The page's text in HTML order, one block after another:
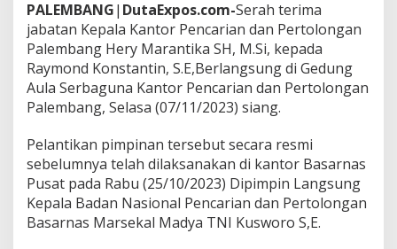
t
e
b
a
g
a
i
e
p
a
l
a
K
PALEMBANG| DutaExpos.com-Serah terima
jabatan Kepala Kantor Pencarian dan Pertolongan
Palembang Hery Marantika SH, M.Si, kepada
Raymond Konstantin, S.E,Berlangsung di Gedung
Aula Serbaguna Kantor Pencarian dan Pertolongan
Palembang, Selasa (07/11/2023) siang.
Pelantikan pimpinan tersebut secara resmi
sebelumnya telah dilaksanakan di kantor Basarnas
Pusat pada Rabu (25/10/2023) Dipimpin Langsung
Kepala Badan Nasional Pencarian dan Pertolongan
Basarnas Marsekal Madya TNI Kusworo S,E.